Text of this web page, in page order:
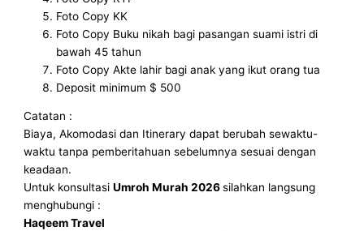
Foto Copy KK
Foto Copy Buku nikah bagi pasangan suami istri di
bawah 45 tahun
Foto Copy Akte lahir bagi anak yang ikut orang tua
Deposit minimum $ 500
Catatan :
Biaya, Akomodasi dan Itinerary dapat berubah sewaktu-
waktu tanpa pemberitahuan sebelumnya sesuai dengan
keadaan.
Untuk konsultasiUmroh Murah 2026silahkan langsung
menghubungi :
Haqeem Travel